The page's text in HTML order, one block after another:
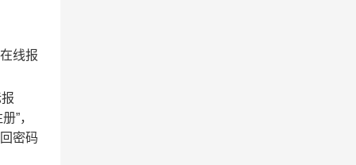
线报
”，
密码